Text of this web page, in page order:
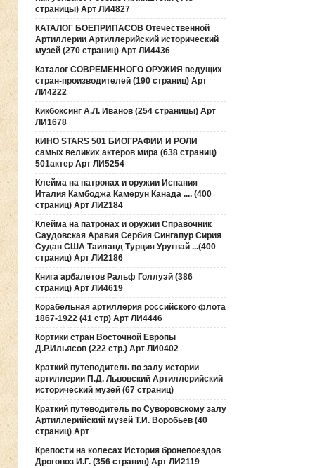
страницы) Арт ЛИ4827
КАТАЛОГ БОЕПРИПАСОВ Отечественной
Артиллерии Артиллерийский исторический
музей (270 страниц) Арт ЛИ4436
Каталог СОВРЕМЕННОГО ОРУЖИЯ ведущих
стран-производителей (190 страниц) Арт
ЛИ4222
Кикбоксинг А.Л. Иванов (254 страницы) Арт
ЛИ1678
КИНО STARS 501 БИОГРАФИИ И РОЛИ
самых великих актеров мира (638 страниц)
501актер Арт ЛИ5254
Клейма на патронах и оружии Испания
Италия Камбоджа Камерун Канада .... (400
страниц) Арт ЛИ2184
Клейма на патронах и оружии Справочник
Саудовская Аравия Сербия Сингапур Сирия
Судан США Таиланд Турция Уругвай ...(400
страниц) Арт ЛИ2186
Книга арбалетов Ральф Голлуэй (386
страниц) Арт ЛИ4619
Корабельная артиллерия российского флота
1867-1922 (41 стр) Арт ЛИ4446
Кортики стран Восточной Европы
Д.Р.Ильясов (222 стр.) Арт ЛИ0402
Краткий путеводитель по залу истории
артиллерии П.Д. Львовский Артиллерийский
исторический музей (67 страниц)
Краткий путеводитель по Суворовскому залу
Артиллерийский музей Т.И. Воробьев (40
страниц) Арт
Крепости на колесах История бронепоездов
Дроговоз И.Г. (356 страниц) Арт ЛИ2119